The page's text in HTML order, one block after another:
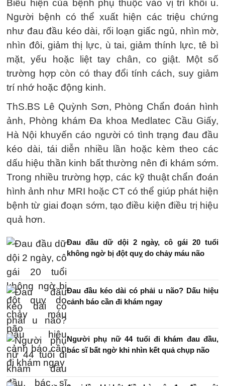
Biểu hiện của bệnh phụ thuộc vào vị trí khối u.
Người bệnh có thể xuất hiện các triệu chứng
như đau đầu kéo dài, rối loạn giấc ngủ, nhìn mờ,
nhìn đôi, giảm thị lực, ù tai, giảm thính lực, tê bì
mặt, yếu hoặc liệt tay chân, co giật. Một số
trường hợp còn có thay đổi tính cách, suy giảm
trí nhớ hoặc động kinh.
ThS.BS Lê Quỳnh Sơn, Phòng Chẩn đoán hình
ảnh, Phòng khám Đa khoa Medlatec Cầu Giấy,
Hà Nội khuyến cáo người có tình trạng đau đầu
kéo dài, tái diễn nhiều lần hoặc kèm theo các
dấu hiệu thần kinh bất thường nên đi khám sớm.
Trong nhiều trường hợp, các kỹ thuật chẩn đoán
hình ảnh như MRI hoặc CT có thể giúp phát hiện
bệnh từ giai đoạn sớm, tạo điều kiện điều trị hiệu
quả hơn.
Đau đầu dữ dội 2 ngày, cô gái 20 tuổi
không ngờ bị đột quỵ do chảy máu não
Đau đầu kéo dài có phải u não? Dấu hiệu
cảnh báo cần đi khám ngay
Người phụ nữ 44 tuổi đi khám đau đầu,
bác sĩ bất ngờ khi nhìn kết quả chụp não